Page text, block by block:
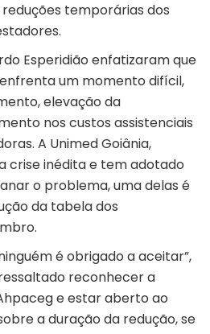
temporárias dos
Esperidião enfatizaram que
um momento difícil,
elevação da
nos custos assistenciais
A Unimed Goiânia,
crise inédita e tem adotado
o problema, uma delas é
da tabela dos
é obrigado a aceitar”,
reconhecer a
e estar aberto ao
a duração da redução, se